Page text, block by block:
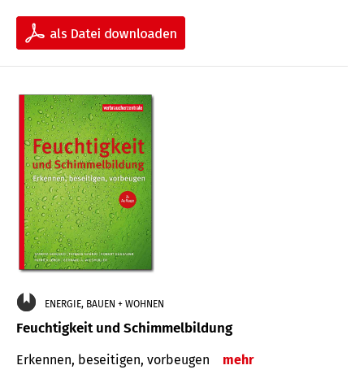
ENERGIE, BAUEN + WOHNEN
Feuchtigkeit und Schimmelbildung
Erkennen, beseitigen, vorbeugen mehr